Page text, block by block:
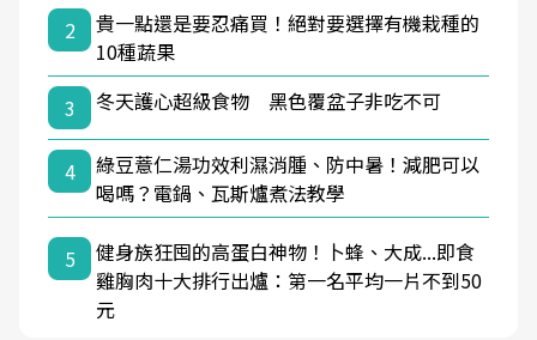
2
貴一點還是要忍痛買！絕對要選擇有機栽種的
10種蔬果
3
冬天護心超級食物 黑色覆盆子非吃不可
4
綠豆薏仁湯功效利濕消腫、防中暑！減肥可以
喝嗎？電鍋、瓦斯爐煮法教學
5
健身族狂囤的高蛋白神物！卜蜂、大成...即食
雞胸肉十大排行出爐：第一名平均一片不到50
元